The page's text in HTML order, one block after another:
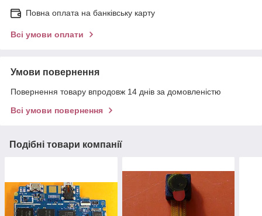
Повна оплата на банківську карту
Всі умови оплати
Умови повернення
Повернення товару впродовж 14 днів за домовленістю
Всі умови повернення
Подібні товари компанії